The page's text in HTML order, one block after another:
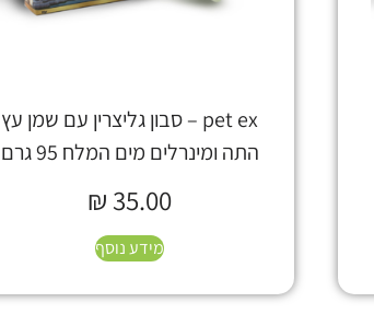
pet ex – סבון גליצרין עם שמן עץ
התה ומינרלים מים המלח 95 גרם
₪ 35.00
מידע נוסף